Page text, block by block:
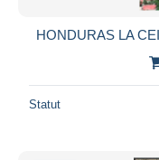
HONDURAS LA
Statut